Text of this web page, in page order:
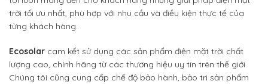
trời tối ưu nhất, phù hợp với nhu cầu và điều kiện thực tế của
từng khách hàng.
Ecosolar cam kết sử dụng các sản phẩm điện mặt trời chất
lượng cao, chính hãng từ các thương hiệu uy tín trên thế giới.
Chúng tôi cũng cung cấp chế độ bảo hành, bảo trì sản phẩm